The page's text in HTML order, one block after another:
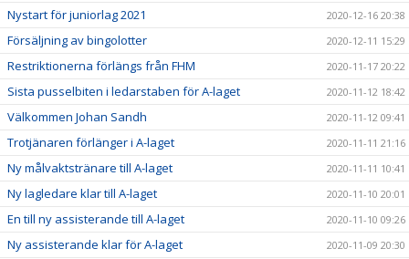
Nystart för juniorlag 2021 2020-12-16 20:38
Försäljning av bingolotter 2020-12-11 15:29
Restriktionerna förlängs från FHM 2020-11-17 20:22
Sista pusselbiten i ledarstaben för A-laget 2020-11-12 18:42
Välkommen Johan Sandh 2020-11-12 09:41
Trotjänaren förlänger i A-laget 2020-11-11 21:16
Ny målvaktstränare till A-laget 2020-11-11 10:41
Ny lagledare klar till A-laget 2020-11-10 20:01
En till ny assisterande till A-laget 2020-11-10 09:26
Ny assisterande klar för A-laget 2020-11-09 20:30